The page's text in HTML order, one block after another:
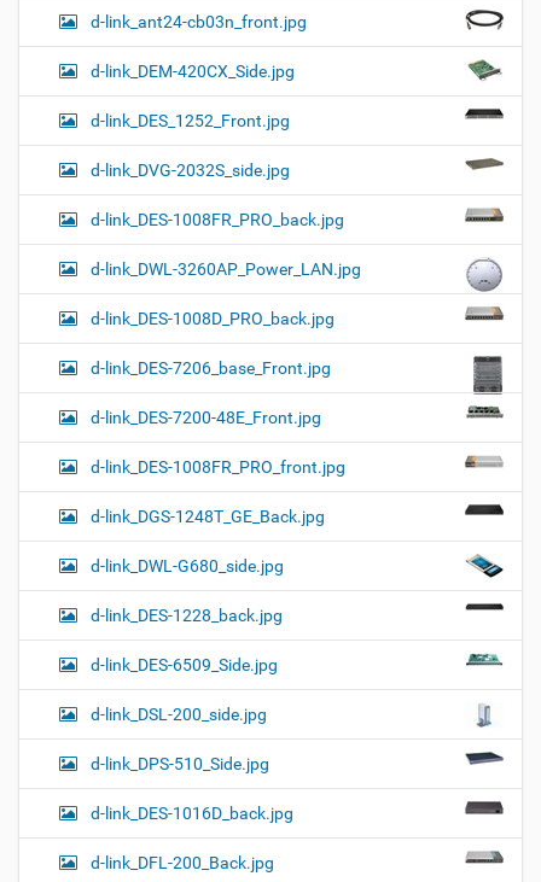
d-link_ant24-cb03n_front.jpg
d-link_DEM-420CX_Side.jpg
d-link_DES_1252_Front.jpg
d-link_DVG-2032S_side.jpg
d-link_DES-1008FR_PRO_back.jpg
d-link_DWL-3260AP_Power_LAN.jpg
d-link_DES-1008D_PRO_back.jpg
d-link_DES-7206_base_Front.jpg
d-link_DES-7200-48E_Front.jpg
d-link_DES-1008FR_PRO_front.jpg
d-link_DGS-1248T_GE_Back.jpg
d-link_DWL-G680_side.jpg
d-link_DES-1228_back.jpg
d-link_DES-6509_Side.jpg
d-link_DSL-200_side.jpg
d-link_DPS-510_Side.jpg
d-link_DES-1016D_back.jpg
d-link_DFL-200_Back.jpg